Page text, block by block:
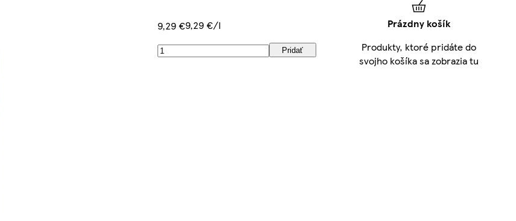
9,29 €9,29 €/l
Pridať
Prázdny košík
Produkty, ktoré pridáte do
svojho košíka sa zobrazia tu